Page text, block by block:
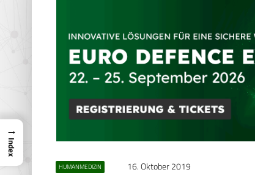
HUMANMEDIZIN 16. Oktober 2019
→
Index